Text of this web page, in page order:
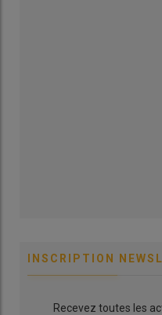
INSCRIPTION
Recevez toutes les